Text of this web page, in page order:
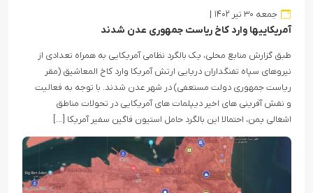
جمعه ۳۰ تیر ۱۴۰۲
آمریکاییها وارد کاخ ریاست جمهوری عدن شدند
طبق گزارش منابع محلی، یک بالگرد نظامی آمریکایی به همراه تعدادی از
نیروهای سپاه تفنگداران دریایی ارتش آمریکا وارد کاخ المعاشیق (مقر
ریاست جمهوری دولت مستعفی) در شهر عدن شدند. با توجه به فعالیت
و نقش آفرینی های اخیر دیپلمات های آمریکایی در تحولات مناطق
اشغالی یمن، احتمالا این بالگرد حامل استیون فاگین سفیر آمریکا […]